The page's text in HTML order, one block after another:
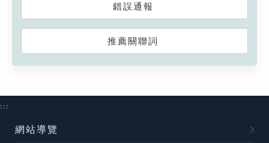
錯誤通報
推薦關聯詞
:::
網站導覽